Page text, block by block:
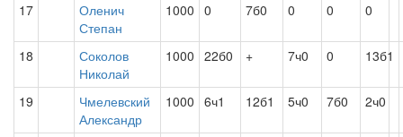
17
Оленич
Степан
1000 0 7б0 0 0 0
18
Соколов
Николай
1000 22б0 + 7ч0 0 13б1
19
Чмелевский
Александр
1000 6ч1 12б1 5ч0 7б0 2ч0